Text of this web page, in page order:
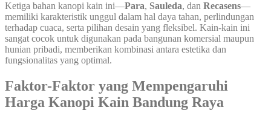
Ketiga bahan kanopi kain ini—Para, Sauleda, dan Recasens—
memiliki karakteristik unggul dalam hal daya tahan, perlindungan
terhadap cuaca, serta pilihan desain yang fleksibel. Kain-kain ini
sangat cocok untuk digunakan pada bangunan komersial maupun
hunian pribadi, memberikan kombinasi antara estetika dan
fungsionalitas yang optimal.
Faktor-Faktor yang Mempengaruhi
Harga Kanopi Kain Bandung Raya